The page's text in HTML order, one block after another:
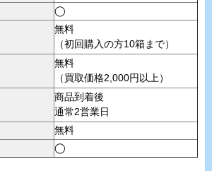
◯
無料
（初回購入の方10箱まで）
無料
（買取価格2,000円以上）
商品到着後
通常2営業日
無料
◯